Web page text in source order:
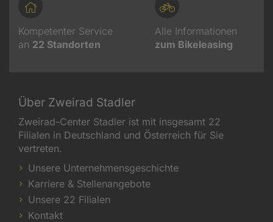
Kompetenter Service
an 22 Standorten
Alle Informationen
zum Bikeleasing
Über Zweirad Stadler
Zweirad-Center Stadler ist mit insgesamt 22
Filialen in Deutschland und Österreich für Sie
vertreten.
Unsere Unternehmensgeschichte
Karriere & Stellenangebote
Unsere 22 Filialen
Kontakt